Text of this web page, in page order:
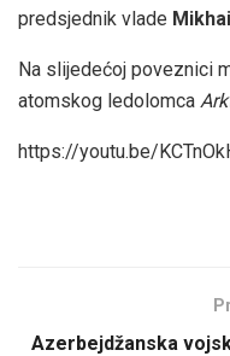
predsjednik vlade
Na slijedećoj poveznici
atomskog ledolomca
https://youtu.be/
Azerbejdžanska